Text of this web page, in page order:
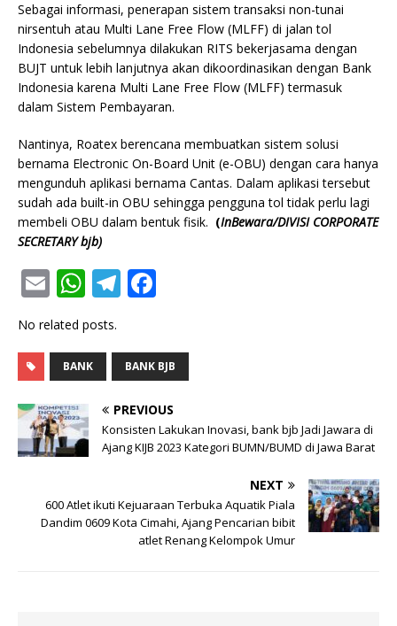
Sebagai informasi, penerapan sistem transaksi non-tunai
nirsentuh atau Multi Lane Free Flow (MLFF) di jalan tol
Indonesia sebelumnya dilakukan RITS bekerjasama dengan
BUJT untuk lebih lanjutnya akan dikoordinasikan dengan Bank
Indonesia karena Multi Lane Free Flow (MLFF) termasuk
dalam Sistem Pembayaran.
Nantinya, Roatex berencana membuatkan sistem solusi
bernama Electronic On-Board Unit (e-OBU) dengan cara hanya
mengunduh aplikasi bernama Cantas. Dalam aplikasi tersebut
sudah ada built-in OBU sehingga pengguna tol tidak perlu lagi
membeli OBU dalam bentuk fisik. (InBewara/DIVISI CORPORATE
SECRETARY bjb)
E
m
ai
W
at
s
A
p
p
T
g
ra
m
e
b
o
o
No related posts.
BANK BANK BJB
PREVIOUS
Konsisten Lakukan Inovasi, bank bjb Jadi Jawara di
Ajang KIJB 2023 Kategori BUMN/BUMD di Jawa Barat
NEXT
600 Atlet ikuti Kejuaraan Terbuka Aquatik Piala
Dandim 0609 Kota Cimahi, Ajang Pencarian bibit
atlet Renang Kelompok Umur